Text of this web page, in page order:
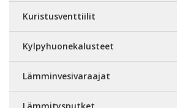
Kuristusventtiilit
Kylpyhuonekalusteet
Lämminvesivaraajat